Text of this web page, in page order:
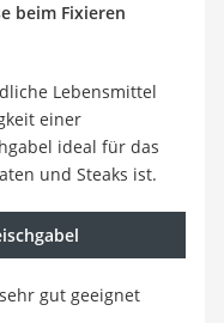
beim Fixieren
Lebensmittel
einer
ideal für das
und Steaks ist.
sehr gut geeignet